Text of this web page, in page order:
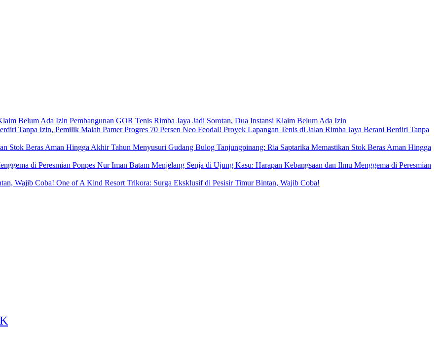
Pembangunan GOR Tenis Rimba Jaya Jadi Sorotan, Dua Instansi Klaim Belum Ada Izin
Neo Feodal! Proyek Lapangan Tenis di Jalan Rimba Jaya Berani Berdiri Tanpa
Menyusuri Gudang Bulog Tanjungpinang: Ria Saptarika Memastikan Stok Beras Aman Hingga
Menjelang Senja di Ujung Kasu: Harapan Kebangsaan dan Ilmu Menggema di Peresmian
One of A Kind Resort Trikora: Surga Eksklusif di Pesisir Timur Bintan, Wajib Coba!